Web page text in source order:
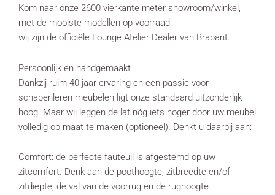
Kom naar onze 2600 vierkante meter showroom/winkel,
met de mooiste modellen op voorraad.
wij zijn de officiële Lounge Atelier Dealer van Brabant.
Persoonlijk en handgemaakt
Dankzij ruim 40 jaar ervaring en een passie voor
schapenleren meubelen ligt onze standaard uitzonderlijk
hoog. Maar wij leggen de lat nóg iets hoger door uw meubel
volledig op maat te maken (optioneel). Denkt u daarbij aan:
Comfort: de perfecte fauteuil is afgestemd op uw
zitcomfort. Denk aan de poothoogte, zitbreedte en/of
zitdiepte, de val van de voorrug en de rughoogte.